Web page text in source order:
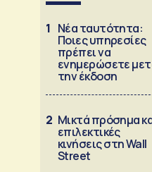
1 Νέα ταυτότητα:
Ποιες υπηρεσίες
πρέπει να
ενημερώσετε
την έκδοση
2 Μικτά πρόσημα
επιλεκτικές
κινήσεις στη Wall
Street